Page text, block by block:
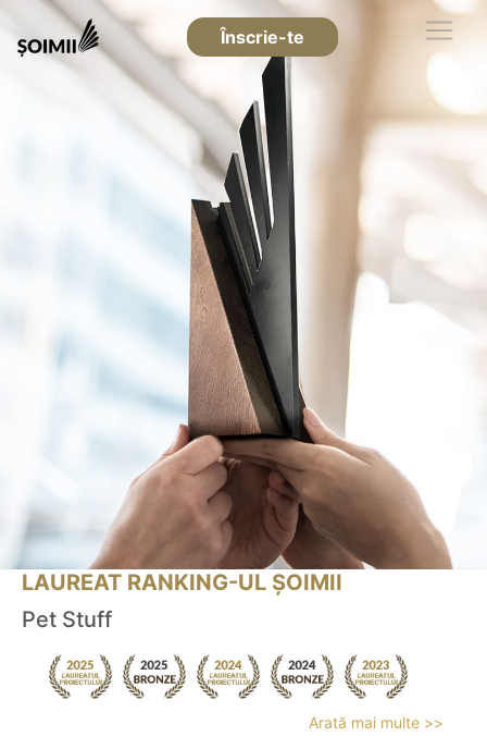
Înscrie-te
LAUREAT RANKING-UL ȘOIMII
Pet Stuff
Arată mai multe >>